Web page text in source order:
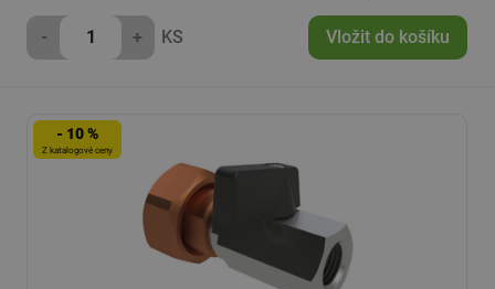
- + KS Vložit do košíku
- 10 %
Z katalogové ceny